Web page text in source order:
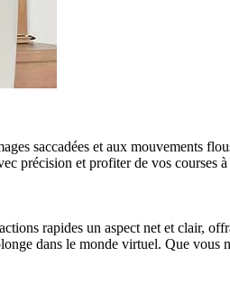
saccadées et aux mouvements
précision et profiter de vos courses
rapides un aspect net et clair,
dans le monde virtuel. Que vous